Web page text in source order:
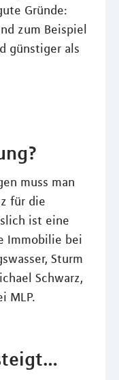
Gründe:
zum Beispiel
günstiger als
muss man
für die
ist eine
Immobilie bei
Sturm
Schwarz,
MLP.